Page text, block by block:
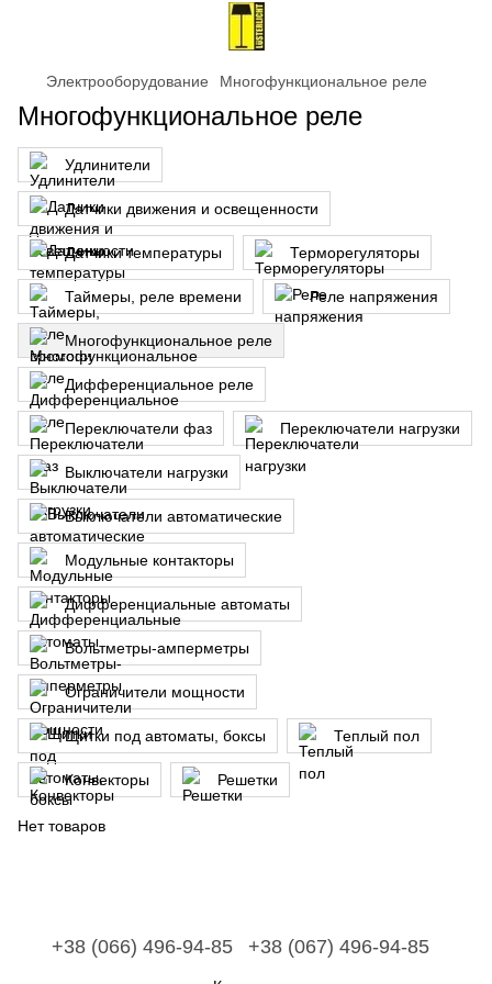
Электрооборудование Многофункциональное реле
Многофункциональное реле
Удлинители
Датчики движения и освещенности
Датчики температуры Терморегуляторы
Таймеры, реле времени Реле напряжения
Многофункциональное реле
Дифференциальное реле
Переключатели фаз Переключатели нагрузки
Выключатели нагрузки
Выключатели автоматические
Модульные контакторы
Дифференциальные автоматы
Вольтметры-амперметры
Ограничители мощности
Щитки под автоматы, боксы Теплый пол
Конвекторы Решетки
Нет товаров
+38 (066) 496-94-85 +38 (067) 496-94-85